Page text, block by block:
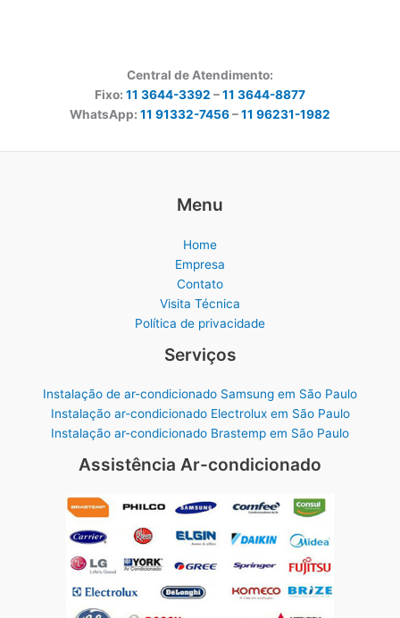
Central de Atendimento:
Fixo: 11 3644-3392 –11 3644-8877
WhatsApp: 11 91332-7456–11 96231-1982
Menu
Home
Empresa
Contato
Visita Técnica
Política de privacidade
Serviços
Instalação de ar-condicionado Samsung em São Paulo
Instalação ar-condicionado Electrolux em São Paulo
Instalação ar-condicionado Brastemp em São Paulo
Assistência Ar-condicionado